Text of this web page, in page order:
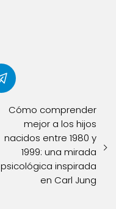
Cómo comprender
mejor a los hijos
nacidos entre 1980 y
1999: una mirada
psicológica inspirada
en Carl Jung